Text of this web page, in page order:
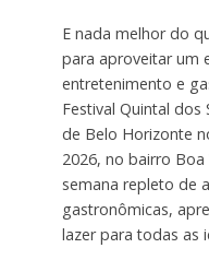
E nada melhor do
para aproveitar um
entretenimento e
Festival Quintal dos
de Belo Horizonte
2026, no bairro
semana repleto de
gastronômicas,
lazer para todas as